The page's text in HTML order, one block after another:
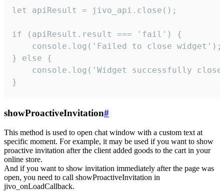
let apiResult = jivo_api.close();
if (apiResult.result === 'fail') {
    console.log('Failed to close widget');
} else {
console.log('Widget successfully
}
showProactiveInvitation#
This method is used to open chat window with a custom text at
specific moment. For example, it may be used if you want to show
proactive invitation after the client added goods to the cart in your
online store.
And if you want to show invitation immediately after the page was
open, you need to call showProactiveInvitation in
jivo_onLoadCallback.